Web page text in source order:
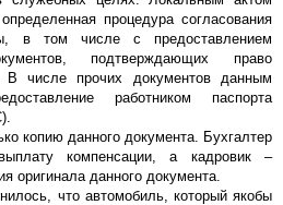
процедура согласования
в том числе с предоставлением
подтверждающих право
В числе прочих документов данным
работником паспорта
копию данного документа. Бухгалтер
компенсации, а кадровик –
оригинала данного документа.
что автомобиль, который якобы